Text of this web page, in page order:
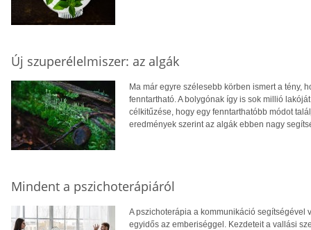
Új szuperélelmiszer: az algák
Ma már egyre szélesebb körben ismert a tény,
fenntartható. A bolygónak így is sok millió
célkitűzése, hogy egy fenntarthatóbb módot
eredmények szerint az algák ebben nagy
Mindent a pszichoterápiáról
A pszichoterápia a kommunikáció segítségével
egyidős az emberiséggel. Kezdeteit a vallási